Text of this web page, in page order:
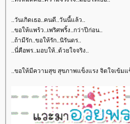
..วันเกิดเธอ..คนดี..วันนี้แล้ว..
..ขอให้แพร้ว..เพริศพริ้ง..กว่าปีก่อน..
..ถ้ามีรัก..ขอให้รัก..นิรันดร..
..นี่คือพร..มอบให้..ด้วยใจจริง..
..ขอให้มีความสุข สุขภาพแข็งแรง จิตใจเข้มแ